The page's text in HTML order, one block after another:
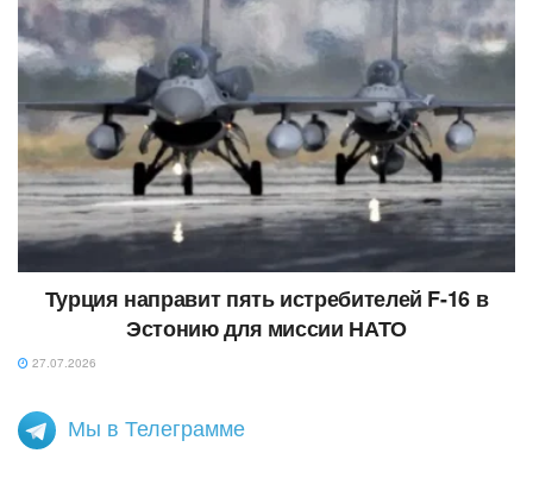
Турция направит пять истребителей F-16 в
Эстонию для миссии НАТО
27.07.2026
Мы в Телеграмме